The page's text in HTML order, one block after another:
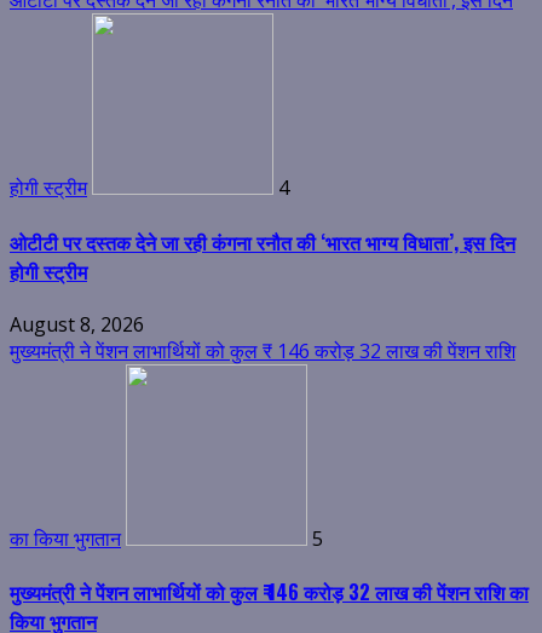
होगी स्ट्रीम 4
ओटीटी पर दस्तक देने जा रही कंगना रनौत की ‘भारत भाग्य विधाता’, इस दिन
होगी स्ट्रीम
August 8, 2026
मुख्यमंत्री ने पेंशन लाभार्थियों को कुल ₹ 146 करोड़ 32 लाख की पेंशन राशि
का किया भुगतान 5
मुख्यमंत्री ने पेंशन लाभार्थियों को कुल ₹ 146 करोड़ 32 लाख की पेंशन राशि का
किया भुगतान